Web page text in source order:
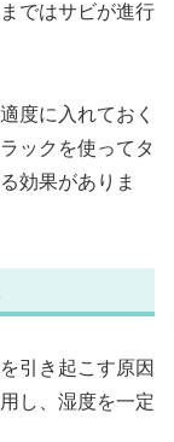
ではサビが進行
度に入れておく
ックを使ってタ
効果がありま
引き起こす原因
し、湿度を一定